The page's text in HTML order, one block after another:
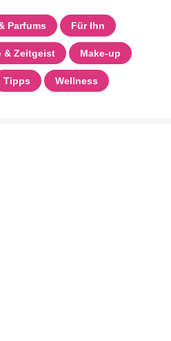
Parfums Für Ihn
& Zeitgeist Make-up
Tipps Wellness